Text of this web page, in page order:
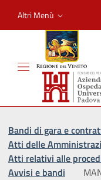
Altri Menù
Bandi di gara e
Atti delle
Atti relativi alle
Avvisi e bandi